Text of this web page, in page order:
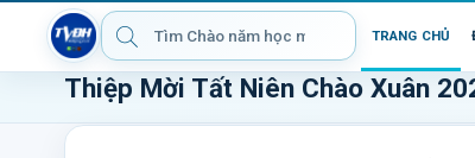
TRANG CHỦ
Thiệp Mời Tất Niên Chào Xuân